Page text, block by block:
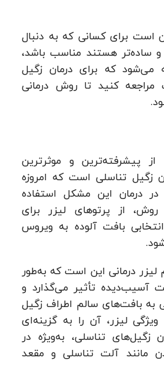
است برای کسانی که به دنبال
و ساده‌تر هستند مناسب باشد،
می‌شود که برای درمان زگیل
کنید تا روش درمانی
از پیشرفته‌ترین و موثرترین
زگیل تناسلی است که امروزه
در درمان این مشکل استفاده
از پرتوهای لیزر برای
بافت آلوده به ویروس
لیزر درمانی این است که به‌طور
آسیب‌دیده تأثیر می‌گذارد و
به بافت‌های سالم اطراف زگیل
لیزر، آن را به گزینه‌ای
زگیل‌های تناسلی، به‌ویژه در
مانند آلت تناسلی و مقعد